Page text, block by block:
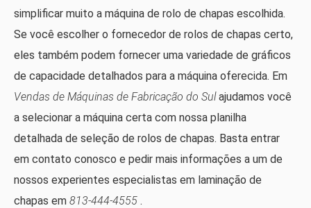
simplificar muito a máquina de rolo de chapas escolhida.
Se você escolher o fornecedor de rolos de chapas certo,
eles também podem fornecer uma variedade de gráficos
de capacidade detalhados para a máquina oferecida. Em
Vendas de Máquinas de Fabricação do Sulajudamos você
a selecionar a máquina certa com nossa planilha
detalhada de seleção de rolos de chapas. Basta entrar
em contato conosco e pedir mais informações a um de
nossos experientes especialistas em laminação de
chapas em 813-444-4555 .